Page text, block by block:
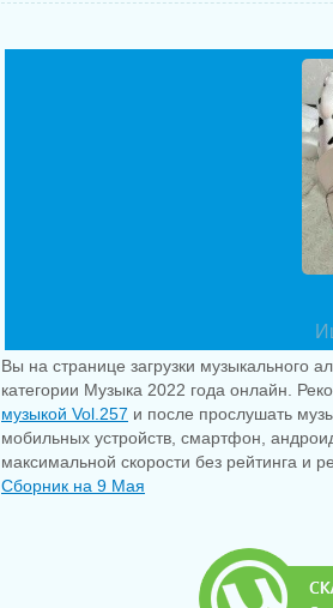
Вы на странице загрузки музыкального
категории Музыка 2022 года онлайн.
музыкой Vol.257 и после прослушать
мобильных устройств, смартфон,
максимальной скорости без рейтинга и
Сборник на 9 Мая